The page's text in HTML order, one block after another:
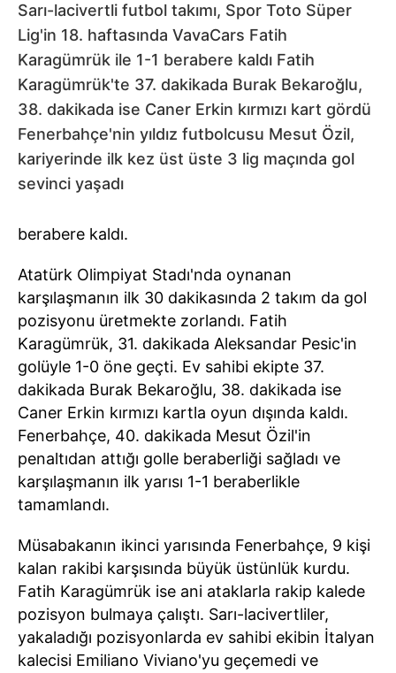
Sarı-lacivertli futbol takımı, Spor Toto Süper
Lig'in 18. haftasında VavaCars Fatih
Karagümrük ile 1-1 berabere kaldı Fatih
Karagümrük'te 37. dakikada Burak Bekaroğlu,
38. dakikada ise Caner Erkin kırmızı kart gördü
Fenerbahçe'nin yıldız futbolcusu Mesut Özil,
kariyerinde ilk kez üst üste 3 lig maçında gol
sevinci yaşadı
berabere kaldı.
Atatürk Olimpiyat Stadı'nda oynanan
karşılaşmanın ilk 30 dakikasında 2 takım da gol
pozisyonu üretmekte zorlandı. Fatih
Karagümrük, 31. dakikada Aleksandar Pesic'in
golüyle 1-0 öne geçti. Ev sahibi ekipte 37.
dakikada Burak Bekaroğlu, 38. dakikada ise
Caner Erkin kırmızı kartla oyun dışında kaldı.
Fenerbahçe, 40. dakikada Mesut Özil'in
penaltıdan attığı golle beraberliği sağladı ve
karşılaşmanın ilk yarısı 1-1 beraberlikle
tamamlandı.
Müsabakanın ikinci yarısında Fenerbahçe, 9 kişi
kalan rakibi karşısında büyük üstünlük kurdu.
Fatih Karagümrük ise ani ataklarla rakip kalede
pozisyon bulmaya çalıştı. Sarı-lacivertliler,
yakaladığı pozisyonlarda ev sahibi ekibin İtalyan
kalecisi Emiliano Viviano'yu geçemedi ve